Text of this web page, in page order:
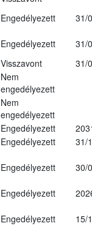
Engedélyezett
31/
Engedélyezett
31/
Visszavont
31/
Nem
engedélyezett
Nem
engedélyezett
Engedélyezett
Engedélyezett
31/
Engedélyezett 30/
Engedélyezett
Engedélyezett 15/